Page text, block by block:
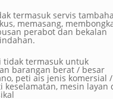
termasuk servis
memasang,
perabot dan bekalan
tidak termasuk untuk
barangan berat / besar
peti ais jenis komersial /
keselamatan, mesin layan